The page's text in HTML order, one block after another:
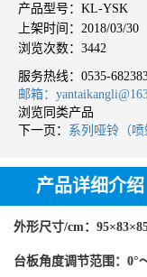
产品型号：KL-YSK
上架时间：2018/03/30
浏览次数：3442
服务热线： 0535-
邮箱：
浏览同类产品
下一页： 系列哑铃（喷
产品详细介绍
外形尺寸/cm：
台板角度调节范围：0°